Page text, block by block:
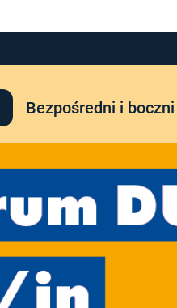
Bezpośredni i